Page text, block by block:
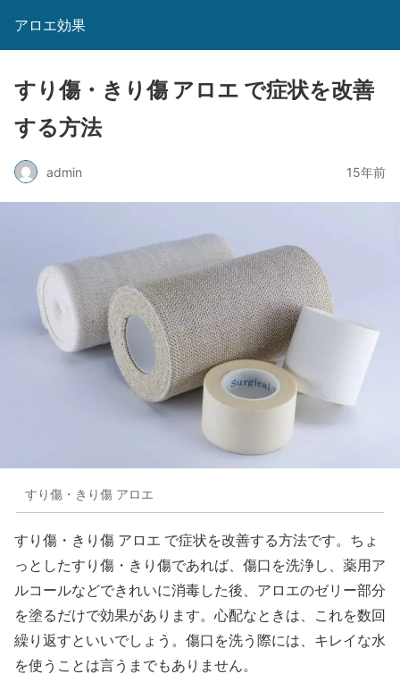
アロエ効果
すり傷・きり傷 アロエ で症状を改善
する方法
admin 15年前
すり傷・きり傷 アロエ
すり傷・きり傷 アロエ で症状を改善する方法です。ちょ
っとしたすり傷・きり傷であれば、傷口を洗浄し、薬用ア
ルコールなどできれいに消毒した後、アロエのゼリー部分
を塗るだけで効果があります。心配なときは、これを数回
繰り返すといいでしょう。傷口を洗う際には、キレイな水
を使うことは言うまでもありません。